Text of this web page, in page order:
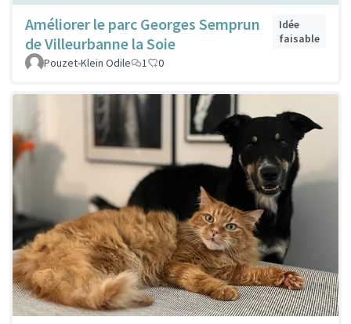
Améliorer le parc Georges Semprun
de Villeurbanne la Soie
Idée
faisable
Pouzet-Klein Odile
1 0